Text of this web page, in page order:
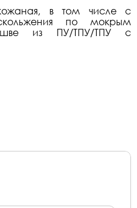
в том числе с
по мокрым
из ПУ/ТПУ/ТПУ с